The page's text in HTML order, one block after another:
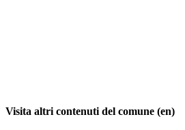
Visita altri contenuti del comune (en)